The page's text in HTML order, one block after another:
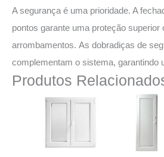
A segurança é uma prioridade. A
pontos garante uma proteção superior
arrombamentos. As dobradiças de
complementam o sistema, garantindo
Produtos